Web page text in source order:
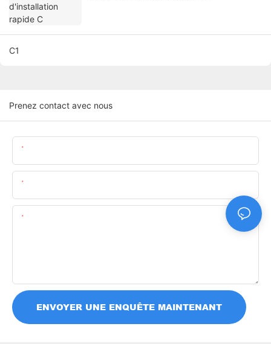
C1
Prenez contact avec nous
ENVOYER UNE ENQUÊTE MAINTENANT